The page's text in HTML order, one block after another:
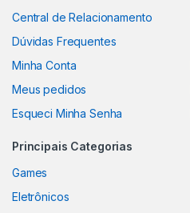
Central de Relacionamento
Dúvidas Frequentes
Minha Conta
Meus pedidos
Esqueci Minha Senha
Principais Categorias
Games
Eletrônicos